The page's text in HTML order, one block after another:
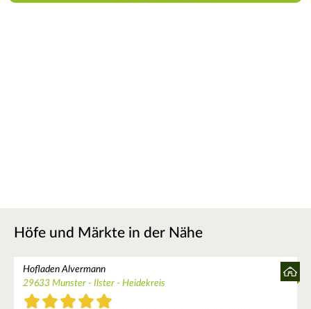
Höfe und Märkte in der Nähe
Hofladen Alvermann
29633 Munster - Ilster - Heidekreis